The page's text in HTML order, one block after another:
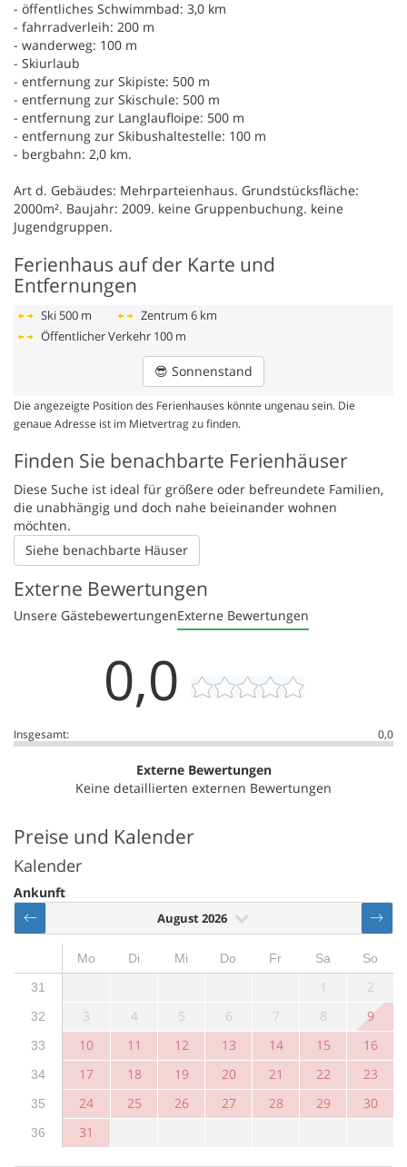
- öffentliches Schwimmbad: 3,0 km
- fahrradverleih: 200 m
- wanderweg: 100 m
- Skiurlaub
- entfernung zur Skipiste: 500 m
- entfernung zur Skischule: 500 m
- entfernung zur Langlaufloipe: 500 m
- entfernung zur Skibushaltestelle: 100 m
- bergbahn: 2,0 km.
Art d. Gebäudes: Mehrparteienhaus. Grundstücksfläche:
2000m². Baujahr: 2009. keine Gruppenbuchung. keine
Jugendgruppen.
Ferienhaus auf der Karte und
Entfernungen
Ski 500 m Zentrum 6 km
Öffentlicher Verkehr 100 m
😎 Sonnenstand
Die angezeigte Position des Ferienhauses könnte ungenau sein. Die
genaue Adresse ist im Mietvertrag zu finden.
Finden Sie benachbarte Ferienhäuser
Diese Suche ist ideal für größere oder befreundete Familien,
die unabhängig und doch nahe beieinander wohnen
möchten.
Siehe benachbarte Häuser
Externe Bewertungen
Unsere GästebewertungenExterne Bewertungen
0,0
Insgesamt: 0,0
Externe Bewertungen
Keine detaillierten externen Bewertungen
Preise und Kalender
Kalender
Ankunft
August 2026
Mo Di Mi Do Fr Sa
So
31
1 2
32 3 4 5 6 7 8 9
33 10 11 12 13 14 15 16
34 17 18 19 20 21 22 23
35 24 25 26 27 28 29 30
36 31